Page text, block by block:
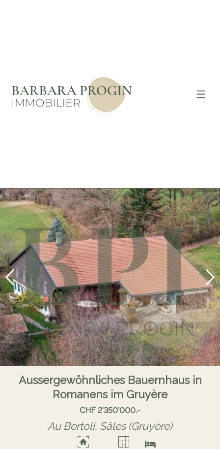
Aussergewöhnliches Bauernhaus in
Romanens im Gruyère
CHF 2'350'000.-
Au Bertoli, Sâles (Gruyère)